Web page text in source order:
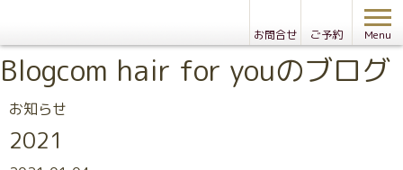
お問合せ ご予約 Menu
Blogcom hair for youのブログ
お知らせ
2021